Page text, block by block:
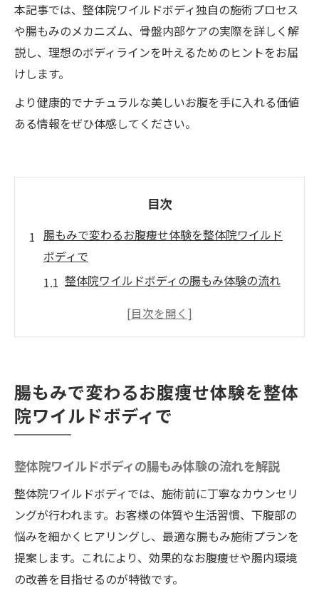
本記事では、整体院ワイルドボディ独自の施術プロセス
や腸もみのメカニズム、骨盤内部ケアの実際を詳しく解
説し、理想のボディラインを叶えるためのヒントをお届
けします。
より健康的でナチュラルな美しいお腹を手に入れる価値
ある情報をぜひ体感してください。
目次
腸もみで変わるお腹痩せ体験を整体院ワイルド
ボディで
整体院ワイルドボディの腸もみ体験の流れ
腸もみで下腹部が柔らかくなる理由とは
骨盤内部にも着目した腸もみの効果を知る
整体院ワイルドボディで叶う自然な美しさ
しい下腹部へ
骨盤内部へのアプローチで下腹部が凹む理
由
整体院ワイルドボディの独自技術の魅力を
解説
腸もみと骨盤ケアを組み合わせた最新施術
腸もみで変わるお腹痩せ体験を整体
院ワイルドボディで
整体院ワイルドボディの腸もみ体験の流れを解説
整体院ワイルドボディでは、施術前に丁寧なカウンセリ
ングが行われます。お客様の体質や生活習慣、下腹部の
悩みを細かくヒアリングし、最適な腸もみ施術プランを
提案します。これにより、効果的なお腹痩せや腸内環境
の改善を目指せるのが特徴です。